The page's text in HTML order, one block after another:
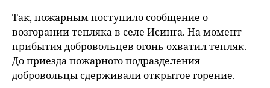
Так, пожарным поступило сообщение о
возгорании тепляка в селе Исинга. На момент
прибытия добровольцев огонь охватил тепляк.
До приезда пожарного подразделения
добровольцы сдерживали открытое горение.